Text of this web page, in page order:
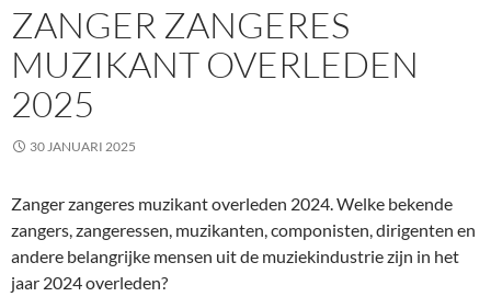
ZANGER ZANGERES
MUZIKANT OVERLEDEN
2025
30 JANUARI 2025
Zanger zangeres muzikant overleden 2024. Welke bekende
zangers, zangeressen, muzikanten, componisten, dirigenten en
andere belangrijke mensen uit de muziekindustrie zijn in het
jaar 2024 overleden?